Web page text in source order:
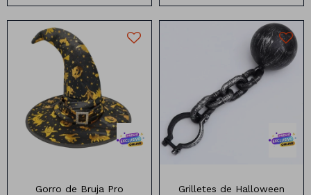
Gorro de bruja pro
Gorro de Bruja Pro
Cadena de Halloween
Grilletes de Halloween